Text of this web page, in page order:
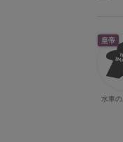
皇帝
水車